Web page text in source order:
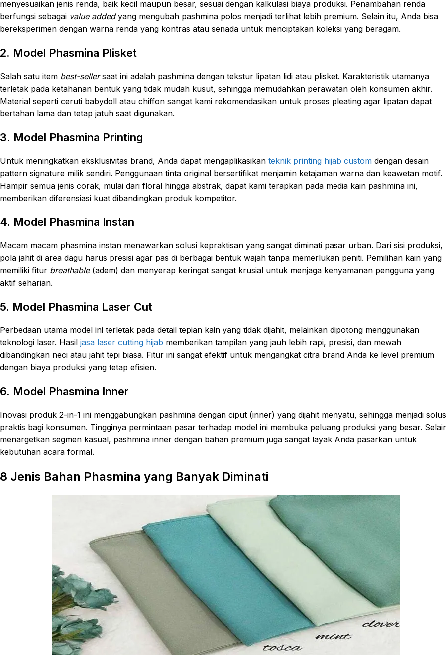
menyesuaikan jenis renda, baik kecil maupun besar, sesuai dengan kalkulasi biaya produksi. Penambahan renda
berfungsi sebagai value addedyang mengubah pashmina polos menjadi terlihat lebih premium. Selain itu, Anda bisa
bereksperimen dengan warna renda yang kontras atau senada untuk menciptakan koleksi yang beragam.
2. Model Phasmina Plisket
Salah satu item best-sellersaat ini adalah pashmina dengan tekstur lipatan lidi atau plisket. Karakteristik utamanya
terletak pada ketahanan bentuk yang tidak mudah kusut, sehingga memudahkan perawatan oleh konsumen akhir.
Material seperti ceruti babydoll atau chiffon sangat kami rekomendasikan untuk proses pleating agar lipatan dapat
bertahan lama dan tetap jatuh saat digunakan.
3. Model Phasmina Printing
Untuk meningkatkan eksklusivitas brand, Anda dapat mengaplikasikan teknik printing hijab custom dengan desain
pattern signature milik sendiri. Penggunaan tinta original bersertifikat menjamin ketajaman warna dan keawetan motif.
Hampir semua jenis corak, mulai dari floral hingga abstrak, dapat kami terapkan pada media kain pashmina ini,
memberikan diferensiasi kuat dibandingkan produk kompetitor.
4. Model Phasmina Instan
Macam macam phasmina instan menawarkan solusi kepraktisan yang sangat diminati pasar urban. Dari sisi produksi,
pola jahit di area dagu harus presisi agar pas di berbagai bentuk wajah tanpa memerlukan peniti. Pemilihan kain yang
memiliki fitur breathable(adem) dan menyerap keringat sangat krusial untuk menjaga kenyamanan pengguna yang
aktif seharian.
5. Model Phasmina Laser Cut
Perbedaan utama model ini terletak pada detail tepian kain yang tidak dijahit, melainkan dipotong menggunakan
teknologi laser. Hasil jasa laser cutting hijab memberikan tampilan yang jauh lebih rapi, presisi, dan mewah
dibandingkan neci atau jahit tepi biasa. Fitur ini sangat efektif untuk mengangkat citra brand Anda ke level premium
dengan biaya produksi yang tetap efisien.
6. Model Phasmina Inner
Inovasi produk 2-in-1 ini menggabungkan pashmina dengan ciput (inner) yang dijahit menyatu, sehingga menjadi
praktis bagi konsumen. Tingginya permintaan pasar terhadap model ini membuka peluang produksi yang besar.
menargetkan segmen kasual, pashmina inner dengan bahan premium juga sangat layak Anda pasarkan untuk
kebutuhan acara formal.
8 Jenis Bahan Phasmina yang Banyak Diminati